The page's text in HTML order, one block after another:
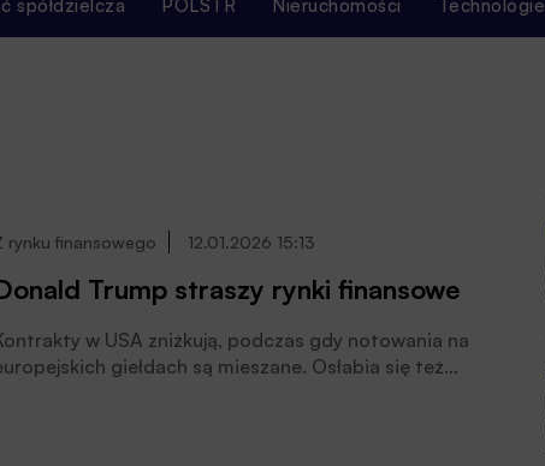
spółdzielcza POLSTR Nieruchomości Technologie
rynku finansowego 12.01.2026 15:13
Trump straszy rynki finansowe
w USA zniżkują, podczas gdy notowania na
giełdach są mieszane. Osłabia się też